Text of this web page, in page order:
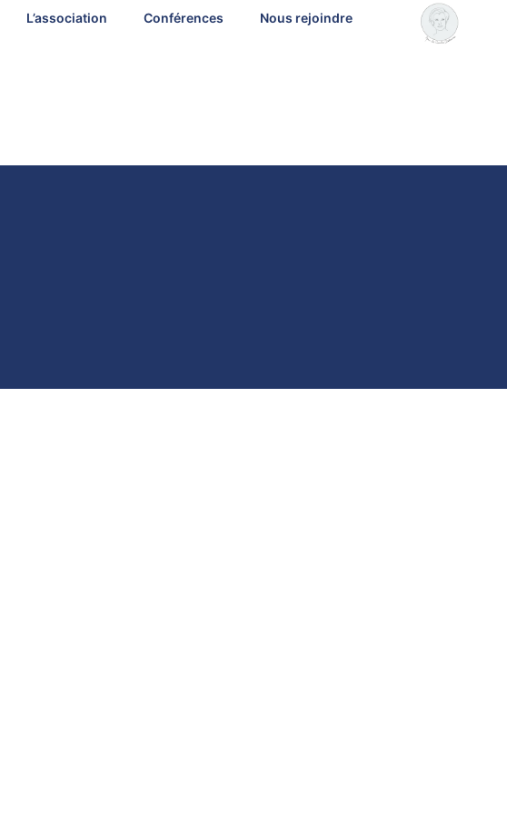
L’association Conférences Nous rejoindre